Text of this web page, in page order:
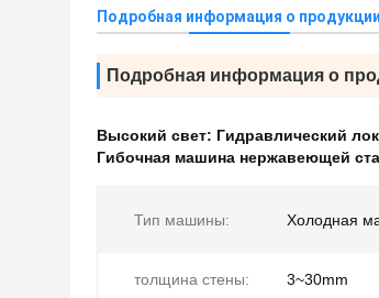
Подробная информация о продукции
Подробная информация о
Высокий свет: Гидравлический
Гибочная машина нержавеющей
Тип машины: Холодная
толщина стены: 3~30mm